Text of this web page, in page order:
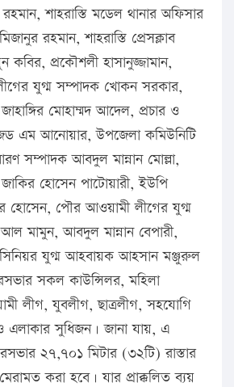
শাহরাস্তি মডেল থানার অফিসার
রহমান, শাহরাস্তি প্রেসক্লাব
কবির, প্রকৌশলী হাসানুজ্জামান,
যুগ্ম সম্পাদক খোকন সরকার,
মোহাম্মদ আদেল, প্রচার ও
এম আনোয়ার, উপজেলা কমিউনিটি
সম্পাদক আবদুল মান্নান মোল্লা,
হোসেন পাটোয়ারী, ইউপি
হোসেন, পৌর আওয়ামী লীগের যুগ্ম
মামুন, আবদুল মান্নান বেপারী,
যুগ্ম আহবায়ক আহসান মঞ্জুরুল
সকল কাউন্সিলর, মহিলা
লীগ, যুবলীগ, ছাত্রলীগ, সহযোগি
এলাকার সুধিজন। জানা যায়, এ
২৭,৭০১ মিটার (৩২টি) রাস্তার
করা হবে। যার প্রাক্কলিত ব্যয়